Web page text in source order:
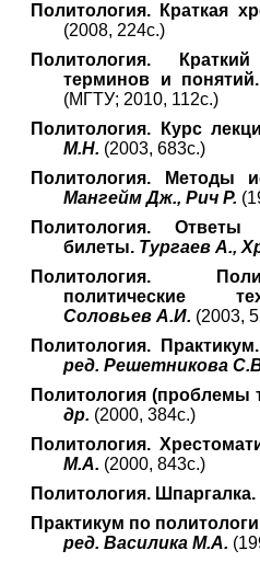
Политология. Краткая
(2008, 224с.)
Политология.
терминов и понятий.
(МГТУ; 2010, 112с.)
Политология. Курс
М.Н. (2003, 683с.)
Политология. Методы
Мангейм Дж., Рич Р.
Политология. Ответы
билеты. Тургаев А.,
Политология.
политические
Соловьев А.И. (2003,
Политология. Практикум.
ред. Решетникова
Политология (проблемы
др. (2000, 384с.)
Политология.
М.А. (2000, 843с.)
Политология. Шпаргалка.
Практикум по
ред. Василика М.А.